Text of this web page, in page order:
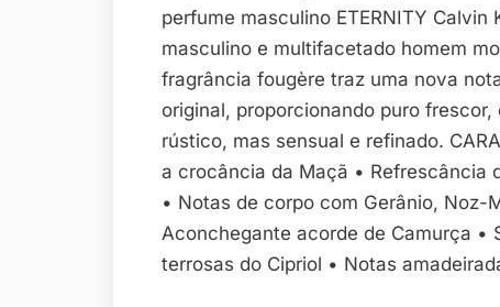
perfume masculino ETERNITY
masculino e multifacetado homem
fragrância fougère traz uma nova
original, proporcionando puro
rústico, mas sensual e refinado.
a crocância da Maçã • Refrescância
• Notas de corpo com Gerânio, Noz-
Aconchegante acorde de Camurça •
terrosas do Cipriol • Notas